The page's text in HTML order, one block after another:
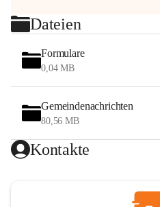
Dateien
Formulare
0,04 MB
Gemeindenachrichten
80,56 MB
Kontakte